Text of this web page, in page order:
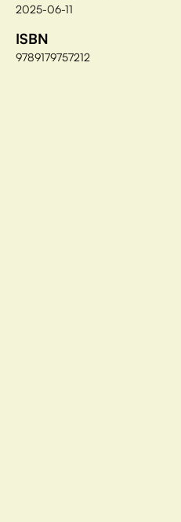
2025-06-11
ISBN
9789179757212